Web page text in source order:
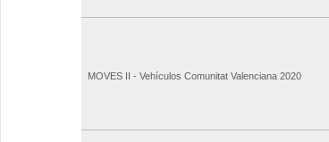
MOVES II - Vehículos Comunitat Valenciana 2020